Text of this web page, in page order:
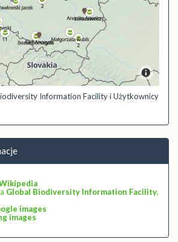
Information Facility i Użytkownicy
Global Biodiversity Information Facility,
images
images